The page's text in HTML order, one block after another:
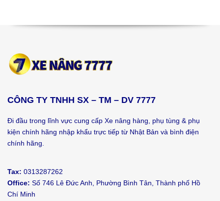
CÔNG TY TNHH SX – TM – DV 7777
Đi đầu trong lĩnh vực cung cấp Xe nâng hàng, phụ tùng & phụ
kiện chính hãng nhập khẩu trực tiếp từ Nhật Bản và bình điện
chính hãng.
Tax: 0313287262
Office: Số 746 Lê Đức Anh, Phường Bình Tân, Thành phố Hồ
Chí Minh